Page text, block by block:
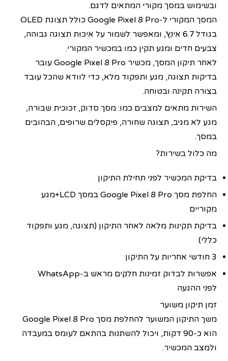
ובשימוש במסך מקורי המתאים לדגם.
המסך המקורי ל-Google Pixel 8 Pro כולל תצוגת OLED
בגודל 6.7 אינץ', ומאפשר לשמור על איכות תצוגה גבוהה,
צבעים חדים ומגע תקין כמו במכשיר המקורי.
לאחר תיקון המסך, מכשיר Google Pixel 8 Pro עובר
בדיקות תצוגה, מגע ותפקוד מלא, כדי לוודא שהכל עובד
בצורה תקינה ובטוחה.
השירות מתאים למצבים כמו: מסך סדוק, זכוכית שבורה,
מגע לא מגיב, תצוגה שחורה, פיקסלים שרופים, הבהובים
במסך.
מה כלול בשירות?
בדיקת המכשיר לפני תחילת התיקון
החלפת מסך Google Pixel 8 Pro במסך LCD+מגע
מקוריים
בדיקת תקינות מלאה לאחר התיקון (תצוגה, מגע ותפקוד
כללי)
3 חודשי אחריות על התיקון
אפשרות לבדוק זמינות חלקים מראש ב-WhatsApp
לפני ההגעה
זמן תיקון משוער
משך התיקון המשוער להחלפת מסך Google Pixel 8 Pro
הוא כ-90 דקות, ויכול להשתנות בהתאם לעומס במעבדה
ולמצב המכשיר.